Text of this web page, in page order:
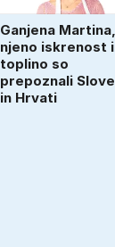
Ganjena Martina,
njeno iskrenost
toplino so
prepoznali
in Hrvati